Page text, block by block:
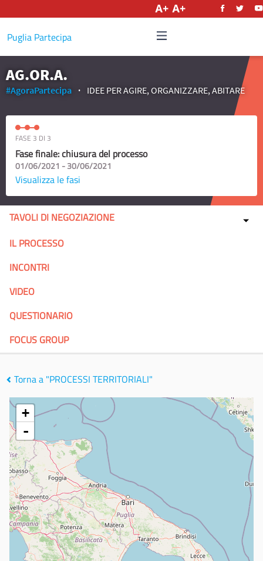
Puglia Partecipa
AG.OR.A.
#AgoraPartecipa IDEE PER AGIRE, ORGANIZZARE, ABITARE
FASE 3 DI 3
Fase finale: chiusura del processo
01/06/2021 - 30/06/2021
Visualizza le fasi
TAVOLI DI NEGOZIAZIONE
IL PROCESSO
INCONTRI
VIDEO
QUESTIONARIO
FOCUS GROUP
Torna a "PROCESSI TERRITORIALI"
+
-